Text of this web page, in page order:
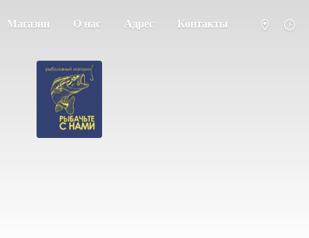
Магазин О нас Адрес Контакты